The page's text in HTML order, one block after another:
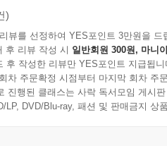
과연 어떤 판결을 내릴 것인가?
(1535, 잉글랜드) / 토머스 모어
어떻게 보장되어야 하는가?
여는 바람직한가?
교육연구소 소장, 성공회대학교 열
리에게 너무나도 자연스러운 표
결을 통해 현재 우리가 당연하
다. 드라마보다도 숨 가쁘게 펼쳐
법부의 독립이 의심받고 있는 작
, MC)
)
뷰를 선정하여 YES포인트 3만원을 드
후 리뷰 작성 시 일반회원 300원, 마니
후 작성한 리뷰만 YES포인트 지급됩니
차 주문확정 시점부터 마지막 회차 주
진행된 클래스는 사락 독서모임 게시
LP, DVD/Blu-ray, 패션 및 판매금지 상